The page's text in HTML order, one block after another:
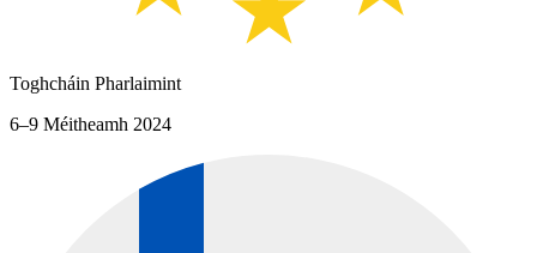
Toghcháin Pharlaimint
6–9 Méitheamh 2024